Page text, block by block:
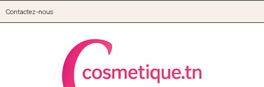
Contactez-nous